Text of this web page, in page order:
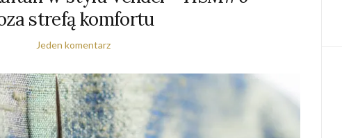
strefą komfortu
Jeden komentarz